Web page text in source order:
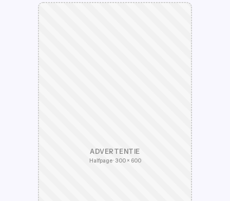
ADVERTENTIE
Halfpage · 300 × 600